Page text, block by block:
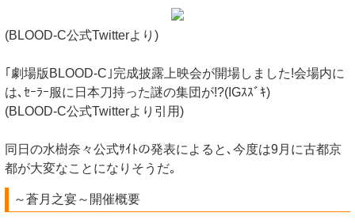
(BLOOD-C公式Twitterより)
｢劇場版BLOOD-C｣完成披露上映会が開場しました!会場内に
は､ｾｰﾗｰ服に日本刀持った謎の集団が!?(IGｽｽﾞｷ)
(BLOOD-C公式Twitterより引用)
同日の水樹奈々公式ｻｲﾄの発表によると､今度は9月に古都京
都が大変なことになりそうだ｡
～蒼月之宴～開催概要